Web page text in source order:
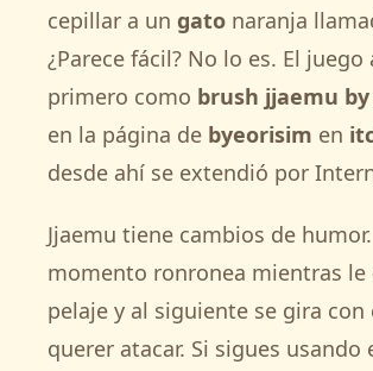
cepillar a un gato naranja
¿Parece fácil? No lo es. El juego
primero como brush jjaemu
en la página de byeorisim en
desde ahí se extendió por
Jjaemu tiene cambios de
momento ronronea mientras le
pelaje y al siguiente se gira con
querer atacar. Si sigues usando